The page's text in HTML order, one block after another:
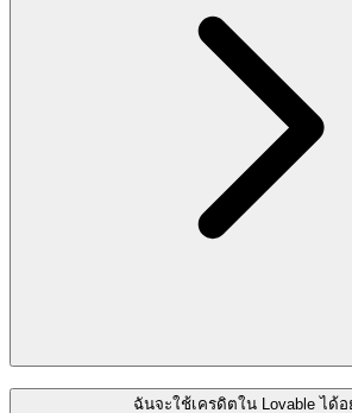
ฉันจะใช้เครดิตใน Lovable ได้อ